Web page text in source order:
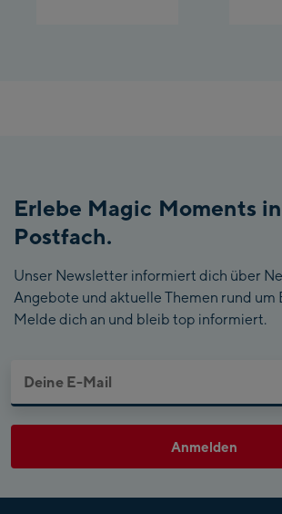
Erlebe Magic Moments
Postfach.
Unser Newsletter informiert dich über
Angebote und aktuelle Themen rund um
Melde dich an und bleib top informiert.
Anmelden